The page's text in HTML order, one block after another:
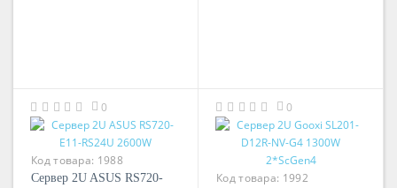
0
Код товара: 1988
Сервер 2U ASUS RS720-
0
Код товара: 1992